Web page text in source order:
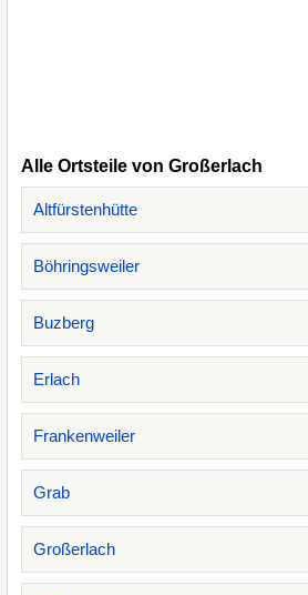
Alle Ortsteile von Großerlach
Altfürstenhütte
Böhringsweiler
Buzberg
Erlach
Frankenweiler
Grab
Großerlach